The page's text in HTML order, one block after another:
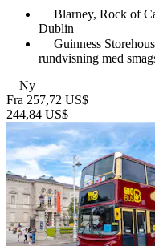
Blarney, Rock of
Dublin
Guinness
rundvisning med
Ny
Fra 257,72 US$
244,84 US$